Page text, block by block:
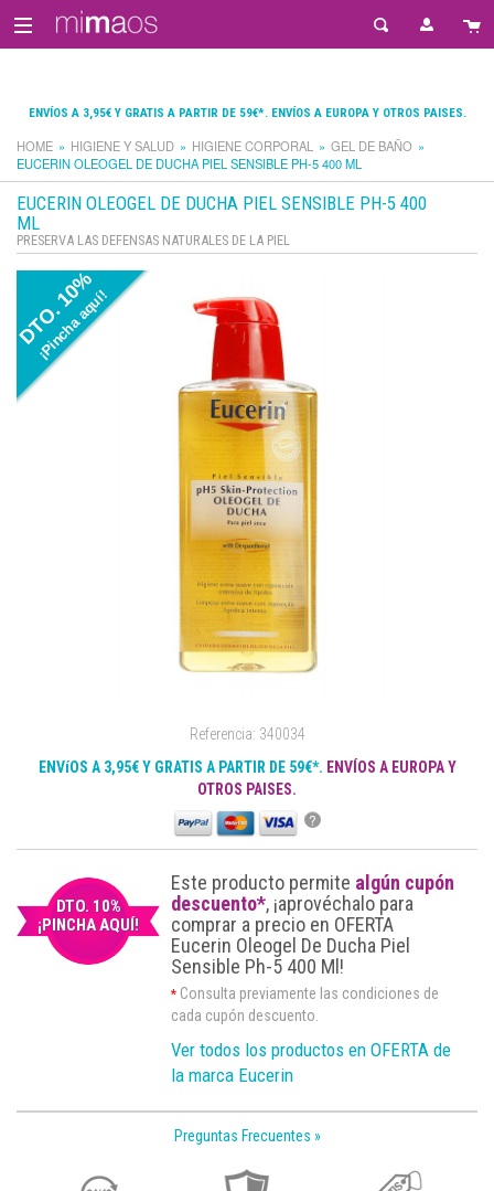
ENVÍOS A 3,95€ Y GRATIS A PARTIR DE 59€*. ENVÍOS A EUROPA Y OTROS PAISES.
HOME HIGIENE Y SALUD HIGIENE CORPORAL
GEL DE BAÑO
EUCERIN OLEOGEL DE DUCHA PIEL SENSIBLE PH-5 400 ML
EUCERIN OLEOGEL DE DUCHA PIEL SENSIBLE PH-5 400
ML
PRESERVA LAS DEFENSAS NATURALES DE LA PIEL
DTO. 10%
¡Pincha aquí!
Referencia: 340034
ENVíOS A 3,95€ Y GRATIS A PARTIR DE 59€*. ENVÍOS A EUROPA Y
OTROS PAISES.
?
DTO. 10%
¡PINCHA AQUÍ!
Este producto permite algún cupón
descuento*, ¡aprovéchalo para
comprar a precio en OFERTA
Eucerin Oleogel De Ducha Piel
Sensible Ph-5 400 Ml!
* Consulta previamente las condiciones de
cada cupón descuento.
Ver todos los productos en OFERTA de
la marca Eucerin
Preguntas Frecuentes »